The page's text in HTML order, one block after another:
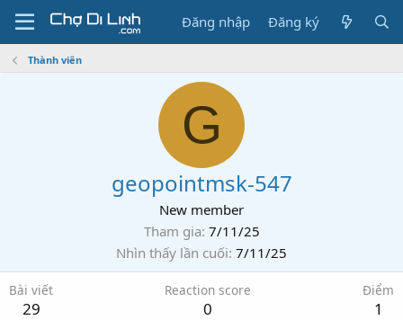
Đăng nhập Đăng ký
Thành viên
G
geopointmsk-547
New member
Tham gia 7/11/25
Nhìn thấy lần cuối 7/11/25
Bài viết
29
Reaction score
0
Điểm
1